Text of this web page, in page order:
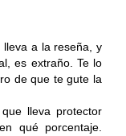
a la reseña, y
es extraño. Te lo
de que te gute la
lleva protector
qué porcentaje.